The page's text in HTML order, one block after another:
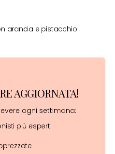
arancia e pistacchio
AGGIORNATA!
ogni settimana:
più esperti